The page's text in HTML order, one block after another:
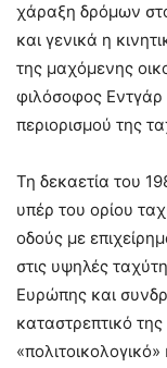
χάραξη δρόμων
και γενικά η
της μαχόμενης
φιλόσοφος
περιορισμού της
Τη δεκαετία του
υπέρ του ορίου
οδούς με
στις υψηλές
Ευρώπης και
καταστρεπτικό